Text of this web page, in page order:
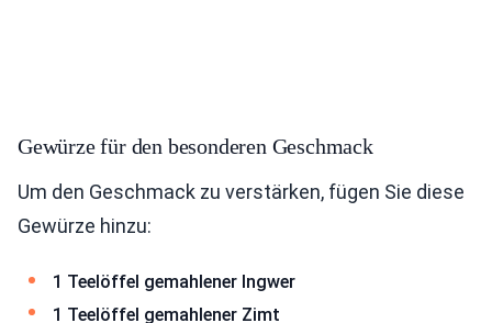
Gewürze für den besonderen Geschmack
Um den Geschmack zu verstärken, fügen Sie diese
Gewürze hinzu:
1 Teelöffel gemahlener Ingwer
1 Teelöffel gemahlener Zimt